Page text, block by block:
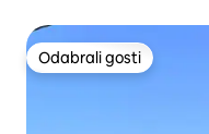
Odabrali gosti
Odabrali gosti